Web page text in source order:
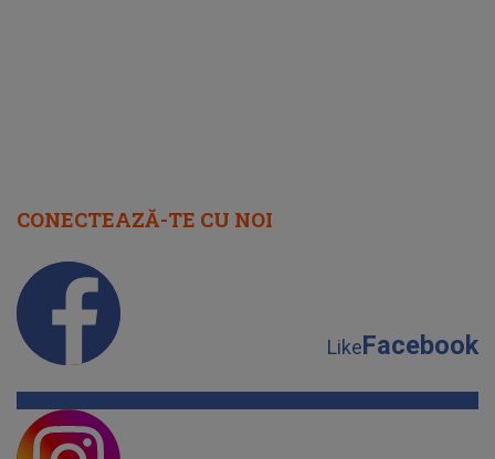
CONECTEAZĂ-TE CU NOI
LikeFacebook